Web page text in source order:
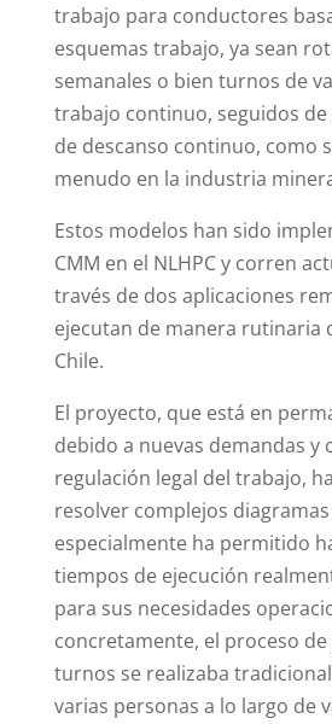
trabajo para conductores
esquemas trabajo, ya sean
semanales o bien turnos de
trabajo continuo, seguidos
de descanso continuo, como
menudo en la industria
Estos modelos han sido
CMM en el NLHPC y corren
través de dos aplicaciones
ejecutan de manera rutinaria
Chile.
El proyecto, que está en
debido a nuevas demandas y
regulación legal del trabajo,
resolver complejos
especialmente ha permitido
tiempos de ejecución
para sus necesidades
concretamente, el proceso
turnos se realizaba
varias personas a lo largo de